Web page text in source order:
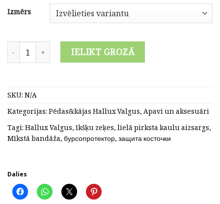
Izmērs
Bandāža kājas īkšķim, zeķe Hallux Valgus korekcijai,
IELIKT GROZĀ
SKU:N/A
Kategorijas:Pēdas&kājas Hallux Valgus,Apavi un aksesuāri
Tagi:Hallux Valgus,īkšķu zeķes,lielā pirksta kaulu aizsargs,
Mīkstā bandāža,бурсопротектор,защита косточки
Dalies